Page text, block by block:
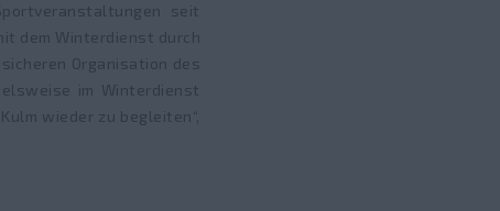
seit
dem Winterdienst durch
Organisation des
im Winterdienst
wieder zu begleiten“,